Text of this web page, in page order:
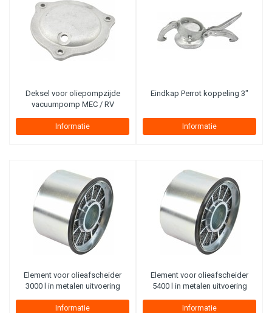
Deksel voor oliepompzijde
vacuumpomp MEC / RV
Informatie
Eindkap Perrot koppeling 3"
Informatie
Element voor olieafscheider
3000 l in metalen uitvoering
Informatie
Element voor olieafscheider
5400 l in metalen uitvoering
Informatie